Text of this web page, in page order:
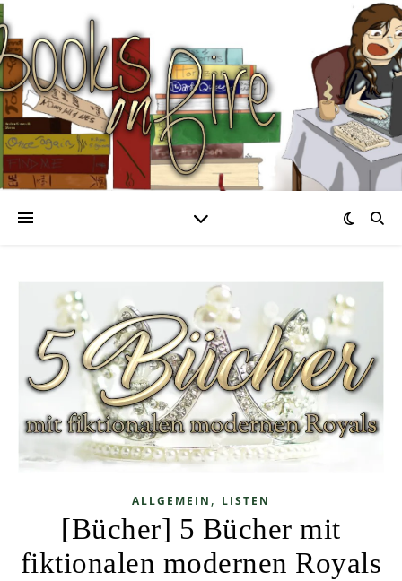
ALLGEMEIN , LISTEN
[Bücher] 5 Bücher mit
fiktionalen modernen Royals